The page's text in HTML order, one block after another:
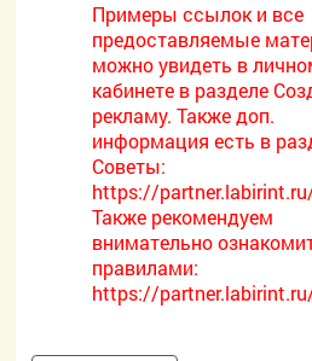
Примеры ссылок и все
предоставляемые
можно увидеть в
кабинете в разделе
рекламу. Также доп.
информация есть в
Советы:
https://
Также рекомендуем
внимательно
правилами:
https://